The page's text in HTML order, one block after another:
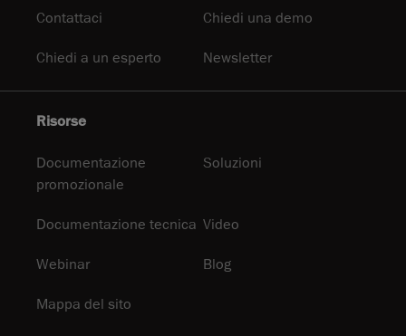
Contattaci Chiedi una demo
Chiedi a un esperto Newsletter
Risorse
Documentazione
promozionale
Soluzioni
Documentazione tecnica Video
Webinar Blog
Mappa del sito